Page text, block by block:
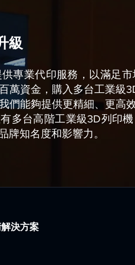
級
專業代印服務，以滿足
萬資金，購入多台工業級
們能夠提供更精細、更高
多台高階工業級3D列印
牌知名度和影響力。
決方案